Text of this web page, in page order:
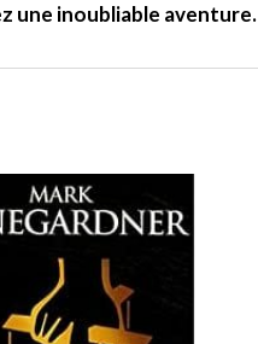
une inoubliable aventure.